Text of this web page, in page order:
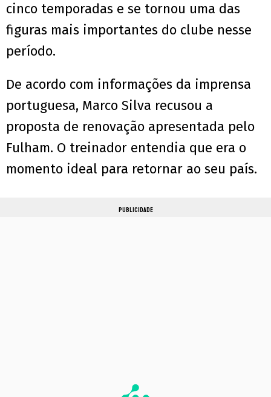
cinco temporadas e se tornou uma das
figuras mais importantes do clube nesse
período.
De acordo com informações da imprensa
portuguesa, Marco Silva recusou a
proposta de renovação apresentada pelo
Fulham. O treinador entendia que era o
momento ideal para retornar ao seu país.
PUBLICIDADE